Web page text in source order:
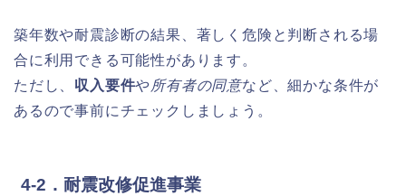
築年数や耐震診断の結果、著しく危険と判断される場
合に利用できる可能性があります。
ただし、 収入要件や所有者の同意など、細かな条件が
あるので事前にチェックしましょう。
4-2．耐震改修促進事業